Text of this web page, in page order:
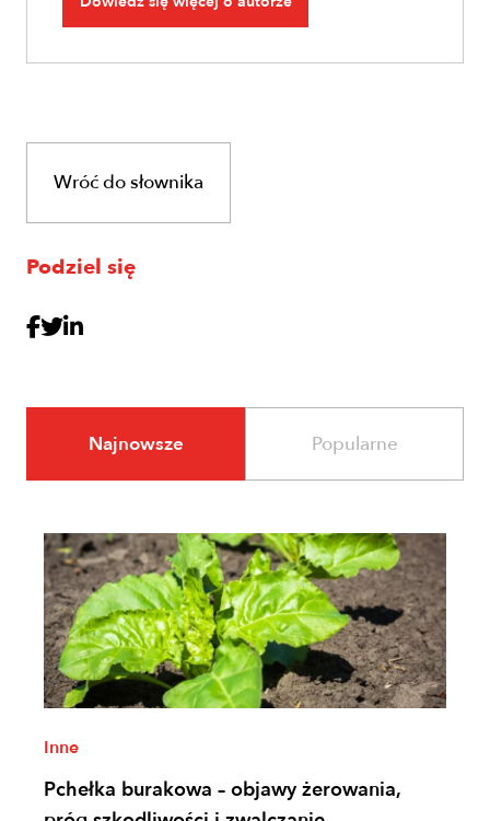
Wróć do słownika
Podziel się
Najnowsze Popularne
Inne
Pchełka burakowa – objawy żerowania,